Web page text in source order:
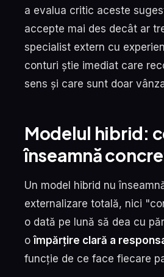
a evalua critic aceste
accepte mai des decât ar
specialist extern cu
conturi știe imediat care
sens și care sunt doar
Modelul hibrid:
înseamnă
Un model hibrid nu
externalizare totală, nici
o dată pe lună să dea cu
oîmpărțire clară a
funcție de ce face fiecare